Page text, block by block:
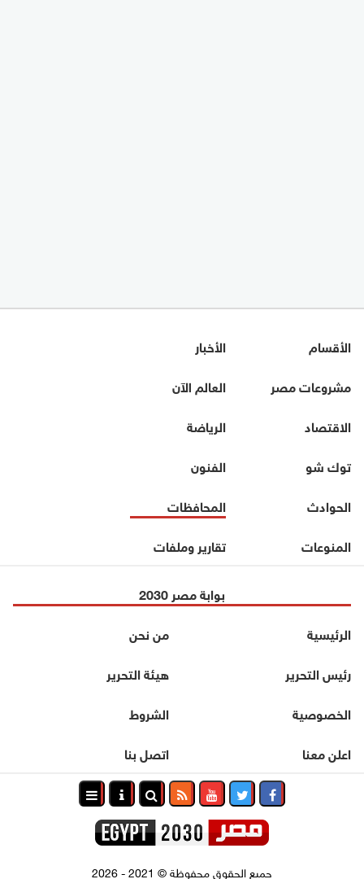
الأقسام
الأخبار
مشروعات مصر
العالم الآن
الاقتصاد
الرياضة
توك شو
الفنون
الحوادث
المحافظات
المنوعات
تقارير وملفات
بوابة مصر 2030
الرئيسية
من نحن
رئيس التحرير
هيئة التحرير
الخصوصية
الشروط
اعلن معنا
اتصل بنا
جميع الحقوق محفوظة©